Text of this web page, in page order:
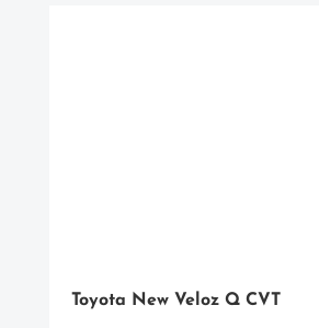
Toyota New Veloz Q CVT